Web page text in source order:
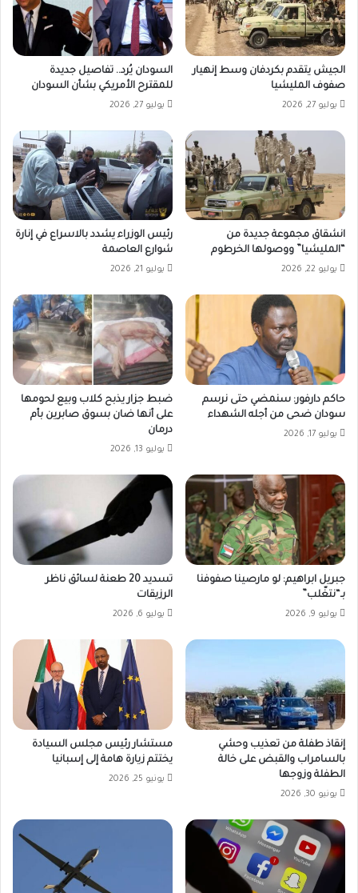
الجيش يتقدم بكردفان وسط إنهيار
صفوف المليشيا
يوليو 27, 2026
السودان يُرد.. تفاصيل جديدة
للمقترح الأمريكي بشأن السودان
يوليو 27, 2026
انشقاق مجموعة جديدة من
“المليشيا” ووصولها الخرطوم
يوليو 22, 2026
رئيس الوزراء يشدد بالاسراع في إنارة
شوارع العاصمة
يوليو 21, 2026
حاكم دارفور: سنمضي حتى نرسم
سودان ضحى من أجله الشهداء
يوليو 17, 2026
ضبط جزار يذبح كلاب وبيع لحومها
على أنها ضان بسوق صابرين بأم
درمان
يوليو 13, 2026
جبريل ابراهيم: لو مارصينا صفوفنا
بـ“نتغّلب”
يوليو 9, 2026
تسديد 20 طعنة لسائق ناظر
الرزيقات
يوليو 6, 2026
إنقاذ طفلة من تعذيب وحشي
بالسامراب والقبض على خالة
الطفلة وزوجها
يونيو 30, 2026
مستشار رئيس مجلس السيادة
يختتم زيارة هامة إلى إسبانيا
يونيو 25, 2026